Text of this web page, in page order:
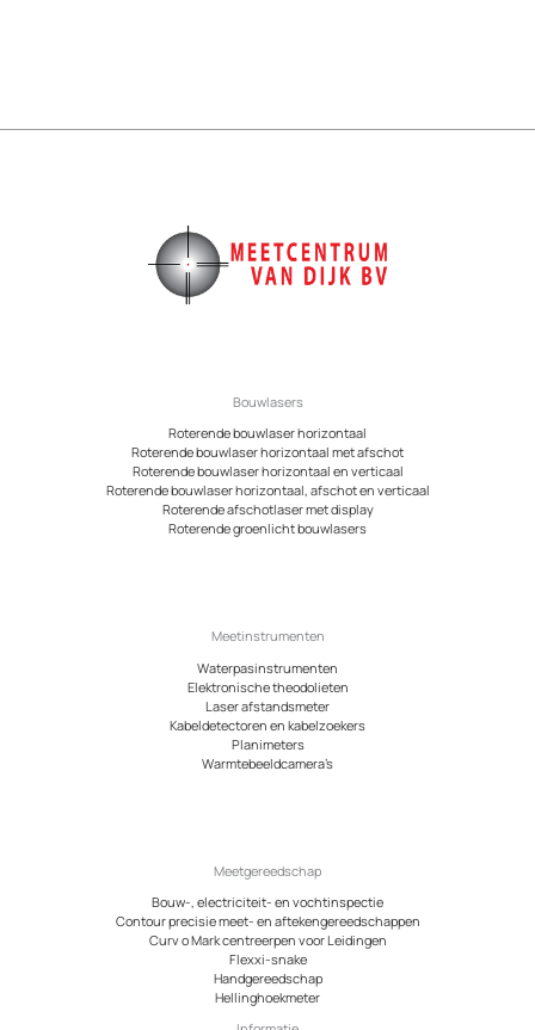
Bouwlasers
Roterende bouwlaser horizontaal
Roterende bouwlaser horizontaal met afschot
Roterende bouwlaser horizontaal en verticaal
Roterende bouwlaser horizontaal, afschot en verticaal
Roterende afschotlaser met display
Roterende groenlicht bouwlasers
Meetinstrumenten
Waterpasinstrumenten
Elektronische theodolieten
Laser afstandsmeter
Kabeldetectoren en kabelzoekers
Planimeters
Warmtebeeldcamera’s
Meetgereedschap
Bouw-, electriciteit- en vochtinspectie
Contour precisie meet- en aftekengereedschappen
Curv o Mark centreerpen voor Leidingen
Flexxi-snake
Handgereedschap
Hellinghoekmeter